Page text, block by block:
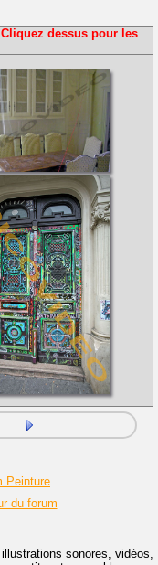
dessus pour les
Peinture
du forum
sonores, vidéos,